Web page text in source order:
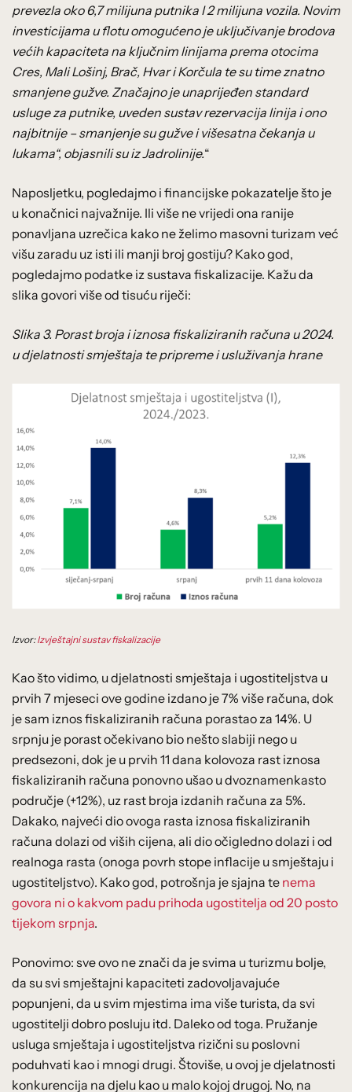
prevezla oko 6,7 milijuna putnika I 2 milijuna vozila. Novim
investicijama u flotu omogućeno je uključivanje brodova
većih kapaciteta na ključnim linijama prema otocima
Cres, Mali Lošinj, Brač, Hvar i Korčula te su time znatno
smanjene gužve. Značajno je unaprijeđen standard
usluge za putnike, uveden sustav rezervacija linija i ono
najbitnije – smanjenje su gužve i višesatna čekanja u
lukama“, objasnili su iz Jadrolinije.“
Naposljetku, pogledajmo i financijske pokazatelje što je
u konačnici najvažnije. Ili više ne vrijedi ona ranije
ponavljana uzrečica kako ne želimo masovni turizam već
višu zaradu uz isti ili manji broj gostiju? Kako god,
pogledajmo podatke iz sustava fiskalizacije. Kažu da
slika govori više od tisuću riječi:
Slika 3. Porast broja i iznosa fiskaliziranih računa u 2024.
u djelatnosti smještaja te pripreme i usluživanja hrane
Izvor:Izvještajni sustav fiskalizacije
Kao što vidimo, u djelatnosti smještaja i ugostiteljstva u
prvih 7 mjeseci ove godine izdano je 7% više računa, dok
je sam iznos fiskaliziranih računa porastao za 14%. U
srpnju je porast očekivano bio nešto slabiji nego u
predsezoni, dok je u prvih 11 dana kolovoza rast iznosa
fiskaliziranih računa ponovno ušao u dvoznamenkasto
područje (+12%), uz rast broja izdanih računa za 5%.
Dakako, najveći dio ovoga rasta iznosa fiskaliziranih
računa dolazi od viših cijena, ali dio očigledno dolazi i od
realnoga rasta (onoga povrh stope inflacije u smještaju i
ugostiteljstvo). Kako god, potrošnja je sjajna te nema
govora ni o kakvom padu prihoda ugostitelja od 20 posto
tijekom srpnja.
Ponovimo: sve ovo ne znači da je svima u turizmu bolje,
da su svi smještajni kapaciteti zadovoljavajuće
popunjeni, da u svim mjestima ima više turista, da svi
ugostitelji dobro posluju itd. Daleko od toga. Pružanje
usluga smještaja i ugostiteljstva rizični su poslovni
poduhvati kao i mnogi drugi. Štoviše, u ovoj je djelatnosti
konkurencija na djelu kao u malo kojoj drugoj. No, na